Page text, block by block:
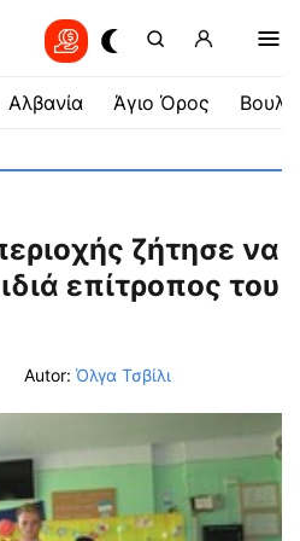
Αλβανία Άγιο Όρος
ζήτησε να
επίτροπος του
Autor: Όλγα Τσβίλι